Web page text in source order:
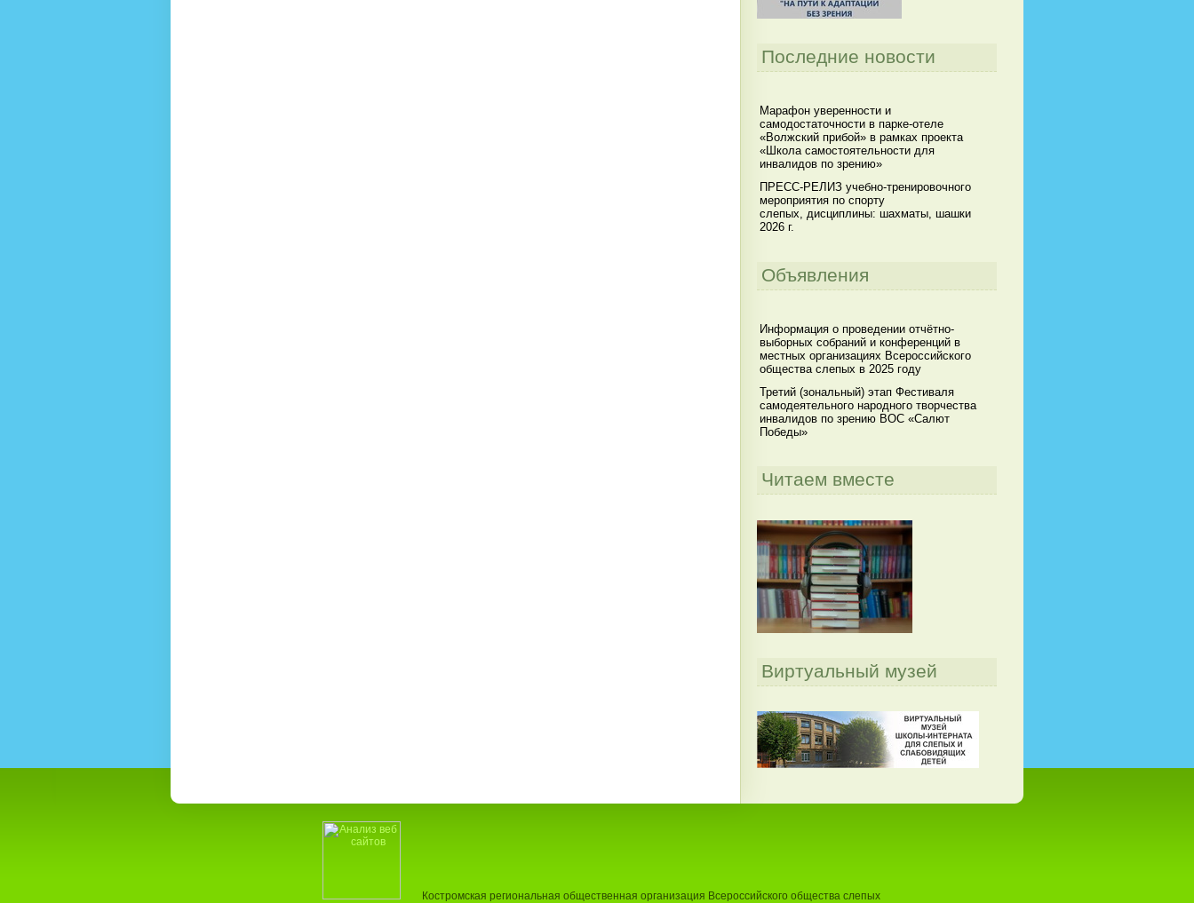
Последние новости
Марафон уверенности и
самодостаточности в парке-отеле
«Волжский прибой» в рамках проекта
«Школа самостоятельности для
инвалидов по зрению»
ПРЕСС-РЕЛИЗ учебно-тренировочного
мероприятия по спорту
слепых, дисциплины: шахматы, шашки
2026 г.
Объявления
Информация о проведении отчётно-
выборных собраний и конференций в
местных организациях Всероссийского
общества слепых в 2025 году
Третий (зональный) этап Фестиваля
самодеятельного народного творчества
инвалидов по зрению ВОС «Салют
Победы»
Читаем вместе
Виртуальный музей
Костромская региональная общественная организация Всероссийского общества слепых